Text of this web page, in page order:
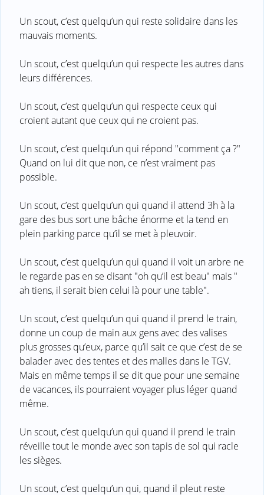
Un scout, c’est quelqu’un qui reste solidaire dans les
mauvais moments.
Un scout, c’est quelqu’un qui respecte les autres dans
leurs différences.
Un scout, c’est quelqu’un qui respecte ceux qui
croient autant que ceux qui ne croient pas.
Un scout, c’est quelqu’un qui répond "comment ça ?"
Quand on lui dit que non, ce n’est vraiment pas
possible.
Un scout, c’est quelqu’un qui quand il attend 3h à la
gare des bus sort une bâche énorme et la tend en
plein parking parce qu’il se met à pleuvoir.
Un scout, c’est quelqu’un qui quand il voit un arbre ne
le regarde pas en se disant "oh qu’il est beau" mais "
ah tiens, il serait bien celui là pour une table".
Un scout, c’est quelqu’un qui quand il prend le train,
donne un coup de main aux gens avec des valises
plus grosses qu’eux, parce qu’il sait ce que c’est de se
balader avec des tentes et des malles dans le TGV.
Mais en même temps il se dit que pour une semaine
de vacances, ils pourraient voyager plus léger quand
même.
Un scout, c’est quelqu’un qui quand il prend le train
réveille tout le monde avec son tapis de sol qui racle
les sièges.
Un scout, c’est quelqu’un qui, quand il pleut reste